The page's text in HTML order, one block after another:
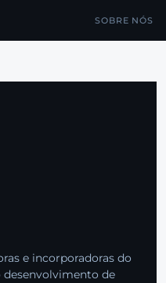
SOBRE NÓS
e incorporadoras do
desenvolvimento de